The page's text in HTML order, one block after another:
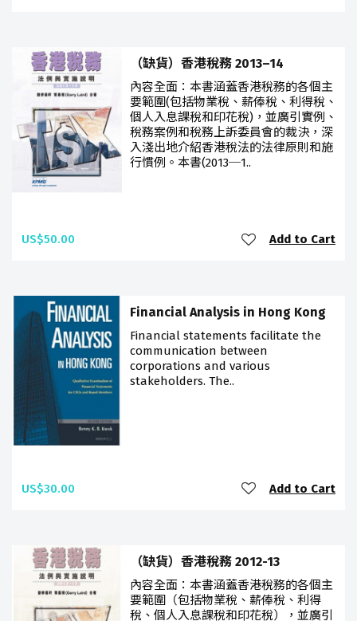
（缺貨）香港稅務 2013–14
內容全面：本書涵蓋香港稅務的各個主
要範圍(包括物業稅、薪俸稅、利得稅、
個人入息課稅和印花稅)，並廣引實例、
稅務案例和稅務上訴委員會的裁決，深
入淺出地介紹香港稅法的法律原則和施
行慣例。本書(2013─1..
US$50.00 Add to Cart
Financial Analysis in Hong Kong
Financial statements facilitate the
communication between
corporations and various
stakeholders. The..
US$30.00 Add to Cart
（缺貨）香港稅務 2012-13
內容全面：本書涵蓋香港稅務的各個主
要範圍（包括物業稅、薪俸稅、利得
稅、個人入息課稅和印花稅），並廣引